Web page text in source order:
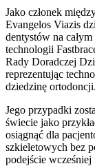
Jako członek
Evangelos Viazis
dentystów na
technologii
Rady Doradczej
reprezentując
dziedzinę ortodoncji.
Jego przypadki
świecie jako
osiągnąć dla
szkieletowych bez
podejście